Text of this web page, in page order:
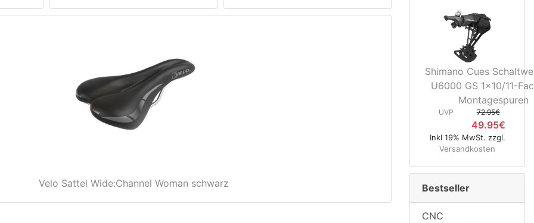
Velo Sattel Wide:Channel Woman schwarz
Shimano Cues
U6000 GS 1x10/11-
Montagespuren
UVP 72.95€
49.95€
Inkl 19% MwSt. zzgl.
Versandkosten
Bestseller
CNC